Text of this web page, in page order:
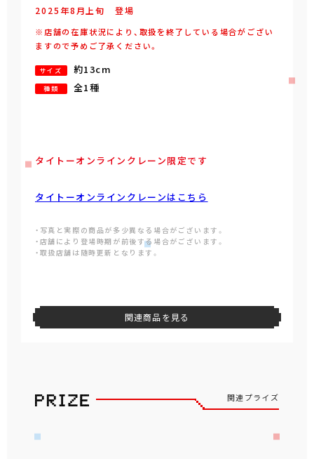
2025年8 月 上旬 登場
※店舗の在庫状況により、取扱を終了している場合がござい
ますので予めご了承ください。
サイズ 約13cm
種類 全1種
タイトーオンラインクレーン限定です
タイトーオンラインクレーンはこちら
・写真と実際の商品が多少異なる場合がございます。
・店舗により登場時期が前後する場合がございます。
・取扱店舗は随時更新となります。
関連商品を見る
関連プライズ